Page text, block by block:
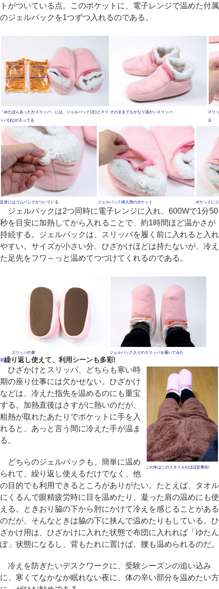
トがついている点。このポケットに、電子レンジで温めた付属
のジェルパックを1つずつ入れるのである。
「ゆたぽんあったかスリッパ」には、ジェルパック(左)とスリ
ッパ(右)が入ってる
そのままでもかなり温かいスリッパ
スリ
る
足首にはゴムバンドがついている ジェルパック挿入用のポケット ポケットに
ジェルパックは2つ同時に電子レンジに入れ、600Wで1分50
秒を目安に加熱してから入れることで、約1時間ほど温かさが
持続する。ジェルパックは、スリッパを履く前に入れると入れ
やすい。サイズが小さい分、ひざかけほどは持たないが、冷え
た足先をフワ～っと温めてつづけてくれるのである。
スリッパの裏 ジェルパック入りのスリッパを履いてみた
■繰り返し使えて、利用シーンも多彩!
この冬はこのスタイルがほぼ定番化!
ひざかけとスリッパ、どちらも寒い時
期の座り仕事には欠かせない。ひざかけ
などは、冷えた指先を温めるのにも重宝
する。加熱直後はさすがに熱いのだが、
粗熱が取れたあたりでポケットに手を入
れると、あっと言う間に冷えた手が温ま
る。
どちらのジェルパックも、簡単に温め
られて、繰り返し使えるだけでなく、他
の目的でも利用できるところがありがたい。たとえば、タオル
にくるんで眼精疲労時に目を温めたり、凝った肩の温めにも使
える。ときおり脇の下から肘にかけて冷えを感じることがある
のだが、そんなときは脇の下に挟んで温めたりもしている。ひ
ざかけ用は、ひざかけに入れた状態で布団に入れれば「ゆたん
ぽ」状態になるし、背もたれに置けば、腰も温められるのだ。
冷えを防ぎたいデスクワークに、受験シーズンの追い込み
に、寒くてなかなか眠れない夜に、体の辛い部分を温めたい方